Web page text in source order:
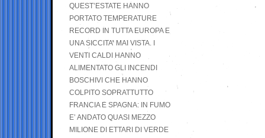
QUEST’ESTATE HANNO
PORTATO TEMPERATURE
RECORD IN TUTTA EUROPA E
UNA SICCITA’ MAI VISTA. I
VENTI CALDI HANNO
ALIMENTATO GLI INCENDI
BOSCHIVI CHE HANNO
COLPITO SOPRATTUTTO
FRANCIA E SPAGNA: IN FUMO
E’ ANDATO QUASI MEZZO
MILIONE DI ETTARI DI VERDE